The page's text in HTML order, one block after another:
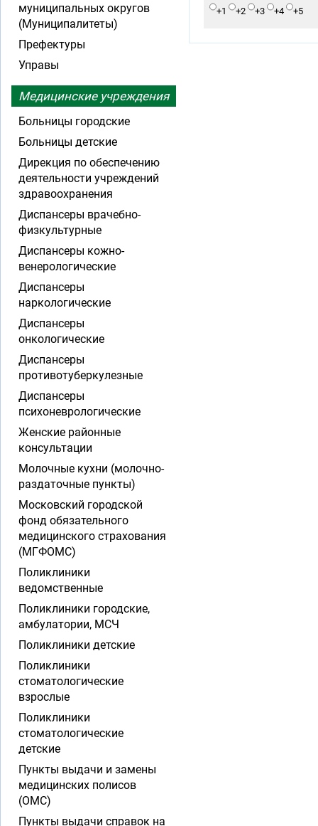
+1 +2 +3 +4 +5
муниципальных округов
(Муниципалитеты)
Префектуры
Управы
Медицинские учреждения
Больницы городские
Больницы детские
Дирекция по обеспечению
деятельности учреждений
здравоохранения
Диспансеры врачебно-
физкультурные
Диспансеры кожно-
венерологические
Диспансеры
наркологические
Диспансеры
онкологические
Диспансеры
противотуберкулезные
Диспансеры
психоневрологические
Женские районные
консультации
Молочные кухни (молочно-
раздаточные пункты)
Московский городской
фонд обязательного
медицинского страхования
(МГФОМС)
Поликлиники
ведомственные
Поликлиники городские,
амбулатории, МСЧ
Поликлиники детские
Поликлиники
стоматологические
взрослые
Поликлиники
стоматологические
детские
Пункты выдачи и замены
медицинских полисов
(ОМС)
Пункты выдачи справок на